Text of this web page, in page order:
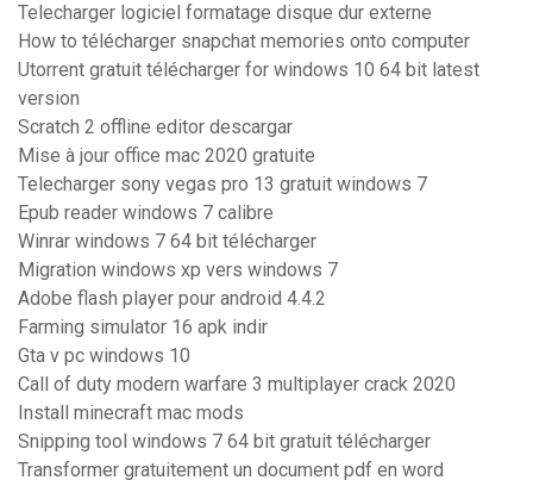
Telecharger logiciel formatage disque dur externe
How to télécharger snapchat memories onto computer
Utorrent gratuit télécharger for windows 10 64 bit latest
version
Scratch 2 offline editor descargar
Mise à jour office mac 2020 gratuite
Telecharger sony vegas pro 13 gratuit windows 7
Epub reader windows 7 calibre
Winrar windows 7 64 bit télécharger
Migration windows xp vers windows 7
Adobe flash player pour android 4.4.2
Farming simulator 16 apk indir
Gta v pc windows 10
Call of duty modern warfare 3 multiplayer crack 2020
Install minecraft mac mods
Snipping tool windows 7 64 bit gratuit télécharger
Transformer gratuitement un document pdf en word